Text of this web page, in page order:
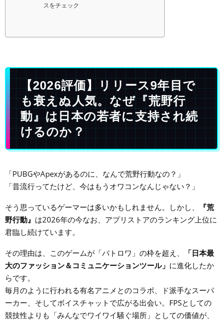
スをチェック
【2026評価】リリース9年目で
も衰えぬ人気。なぜ『荒野行
動』は日本の若者に支持され続
けるのか？
「PUBGやApexがあるのに、なんで荒野行動なの？」
「昔流行ってたけど、今はもうオワコンなんじゃない？」
そう思っているゲーマーは多いかもしれません。しかし、
『荒
野行動』 は2026年の今なお、アプリストアのランキング上位に
君臨し続けています。
その理由は、このゲームが「バトロワ」の枠を超え、
「日本最
大のファッション＆コミュニケーションツール」 に進化したか
らです。
毎月のように行われる有名アニメとのコラボ、ド派手なスーパ
ーカー、そしてボイスチャットで広がる出会い。FPSとしての
競技性よりも「みんなでワイワイ騒ぐ場所」としての価値が、